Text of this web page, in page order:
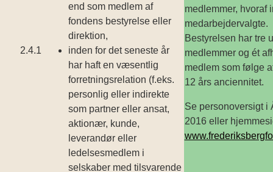
2.4.1
end som medlem af
fondens bestyrelse eller
direktion,
inden for det seneste år
har haft en væsentlig
forretningsrelation (f.eks.
personlig eller indirekte
som partner eller ansat,
aktionær, kunde,
leverandør eller
ledelsesmedlem i
selskaber med tilsvarende
medlemmer, hvoraf
medarbejdervalgte.
Bestyrelsen har tre
medlemmer og ét
medlem som følge
12 års anciennitet.
Se personoversigt i
2016 eller